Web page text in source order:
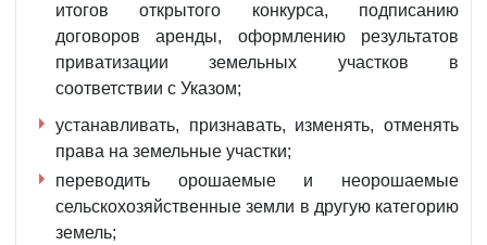
итогов открытого конкурса, подписанию
договоров аренды, оформлению результатов
приватизации земельных участков в
соответствии с Указом;
устанавливать, признавать, изменять, отменять
права на земельные участки;
переводить орошаемые и неорошаемые
сельскохозяйственные земли в другую категорию
земель;